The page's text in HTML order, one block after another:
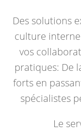
Des solutions
culture
vos
pratiques: De
forts en
spécialistes
Le